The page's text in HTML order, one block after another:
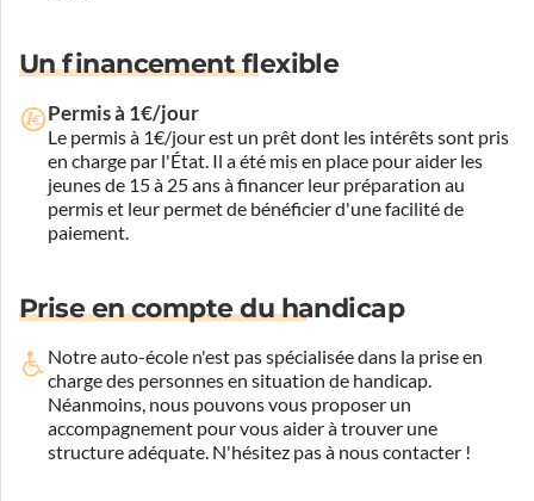
Un financement flexible
Permis à 1€/jour
Le permis à 1€/jour est un prêt dont les intérêts sont pris
en charge par l'État. Il a été mis en place pour aider les
jeunes de 15 à 25 ans à financer leur préparation au
permis et leur permet de bénéficier d'une facilité de
paiement.
Prise en compte du handicap
Notre auto-école n'est pas spécialisée dans la prise en
charge des personnes en situation de handicap.
Néanmoins, nous pouvons vous proposer un
accompagnement pour vous aider à trouver une
structure adéquate. N'hésitez pas à nous contacter !